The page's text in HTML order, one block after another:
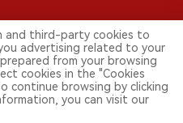
Co.,Ltd. Todos los derechos
de la industria,
El acceso por menores
fuera del territorio chino
continental, por favor
and third-party cookies to
advertising related to your
from your browsing
cookies in the "Cookies
continue browsing by clicking
you can visit our